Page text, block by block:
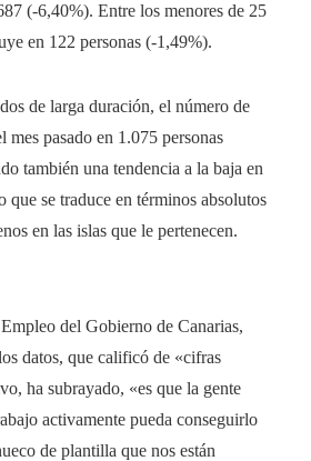
(-6,40%). Entre los menores de 25
en 122 personas (-1,49%).
de larga duración, el número de
mes pasado en 1.075 personas
también una tendencia a la baja en
que se traduce en términos absolutos
en las islas que le pertenecen.
del Gobierno de Canarias,
datos, que calificó de «cifras
ha subrayado, «es que la gente
activamente pueda conseguirlo
de plantilla que nos están